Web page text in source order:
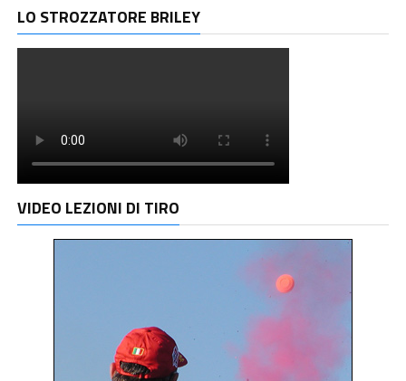
LO STROZZATORE BRILEY
VIDEO LEZIONI DI TIRO